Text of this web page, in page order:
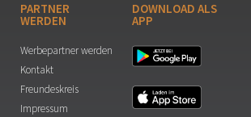
PARTNER
WERDEN
Werbepartner werden
Kontakt
Freundeskreis
Impressum
DOWNLOAD ALS
APP